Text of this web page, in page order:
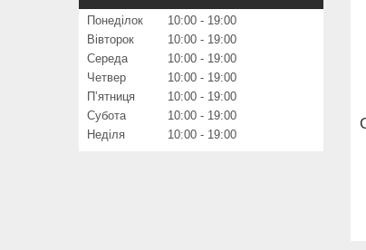
Понеділок 10:00
19:00
Вівторок
10:00
19:00
Середа
10:00
19:00
Четвер
10:00
19:00
Пʼятниця
10:00
19:00
Субота
10:00
19:00
Неділя
10:00 19:00